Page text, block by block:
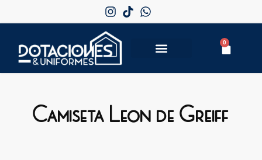
0
Camiseta Leon de Greiff